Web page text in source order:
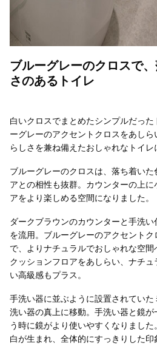
ブルーグレーのクロスで
さのあるトイレ
白いクロスでまとめたシンプルだっ
ーグレーのアクセントクロスをあし
らしさを兼ね備えたおしゃれなトイレ
ブルーグレーのクロスは、落ち着い
アとの相性も抜群。カウンターの上
アをより楽しめる空間になりました。
ダークブラウンのカウンターと手洗
を流用。ブルーグレーのアクセントク
で、よりナチュラルでおしゃれな空
クッションフロアをあしらい、ナチ
い高級感もプラス。
手洗い器に並ぶように設置されてい
洗い器の真上に移動。手洗い器と鏡
う時に鏡がより使いやすくなりまし
白が生まれ、全体的にすっきりした